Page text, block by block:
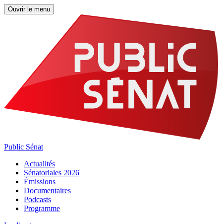
Ouvrir le menu
Public Sénat
Actualités
Sénatoriales 2026
Émissions
Documentaires
Podcasts
Programme